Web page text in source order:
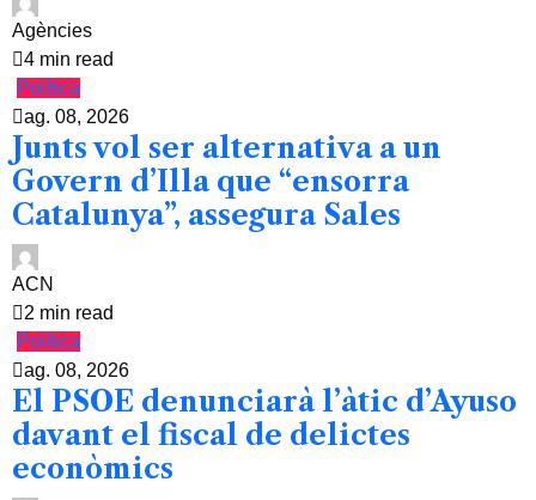
Agències
4 min read
Política
ag. 08, 2026
Junts vol ser alternativa a un
Govern d’Illa que “ensorra
Catalunya”, assegura Sales
ACN
2 min read
Política
ag. 08, 2026
El PSOE denunciarà l’àtic d’Ayuso
davant el fiscal de delictes
econòmics